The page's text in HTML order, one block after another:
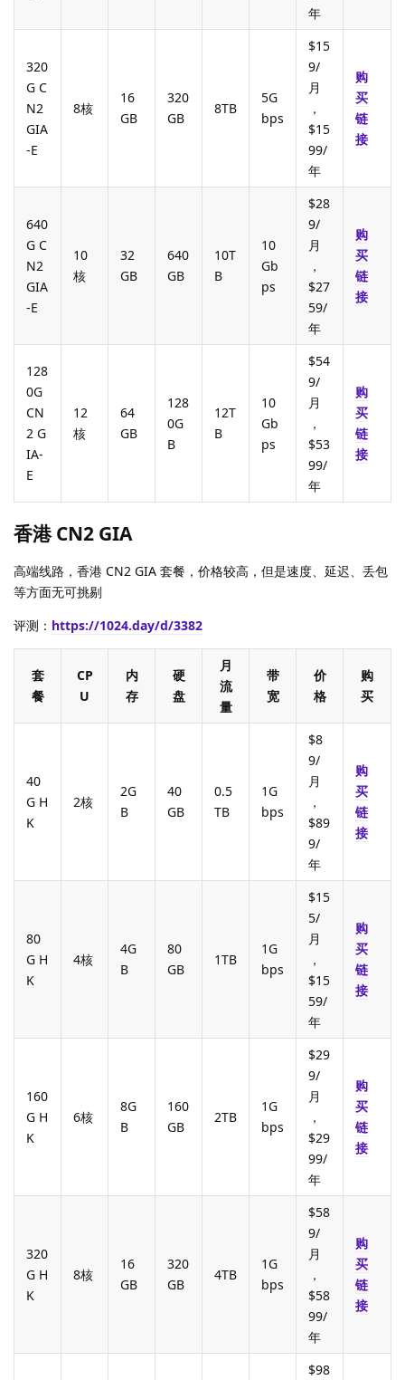
年
320
G C
N2
GIA
-E
8核
16
GB
320
GB
8TB
5G
bps
$15
9/
月
，
$15
99/
年
购
买
链
接
640
G C
N2
GIA
-E
10
核
32
GB
640
GB
10T
B
10
Gb
ps
$28
9/
月
，
$27
59/
年
购
买
链
接
128
0G
CN
2 G
IA-
E
12
核
64
GB
128
0G
B
12T
B
10
Gb
ps
$54
9/
月
，
$53
99/
年
购
买
链
接
香港 CN2 GIA
高端线路，香港 CN2 GIA 套餐，价格较高，但是速度、延迟、丢包
等方面无可挑剔
评测： https://1024.day/d/3382
套
餐
CP
U
内
存
硬
盘
月
流
量
带
宽
价
格
购
买
40
G H
K
2核
2G
B
40
GB
0.5
TB
1G
bps
$8
9/
月
，
$89
9/
年
购
买
链
接
80
G H
K
4核
4G
B
80
GB
1TB
1G
bps
$15
5/
月
，
$15
59/
年
购
买
链
接
160
G H
K
6核
8G
B
160
GB
2TB
1G
bps
$29
9/
月
，
$29
99/
年
购
买
链
接
320
G H
K
8核
16
GB
320
GB
4TB
1G
bps
$58
9/
月
，
$58
99/
年
购
买
链
接
$98